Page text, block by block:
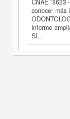
CNAE "8623
conocer más
informe
SL..